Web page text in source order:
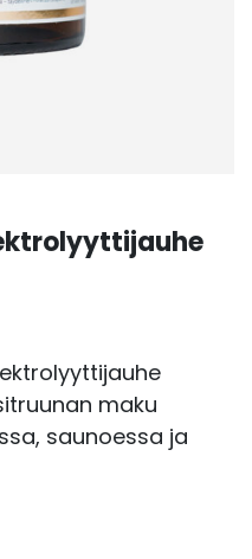
maku
saunoessa ja